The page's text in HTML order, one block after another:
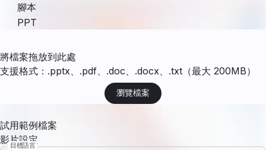
腳本
PPT
將檔案拖放到此處
支援格式：.pptx、.pdf、.doc、.docx、.txt（最大 200MB）
瀏覽檔案
試用範例檔案
影片設定
目標語言